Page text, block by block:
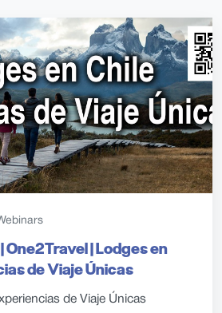
One2Travel | Lodges en
de Viaje Únicas
de Viaje Únicas